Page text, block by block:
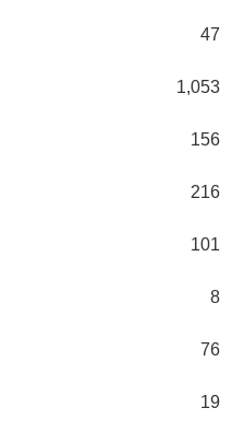
47
1,053
156
216
101
8
76
19